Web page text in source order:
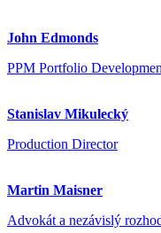
John Edmonds
PPM Portfolio
Stanislav Mikulecký
Production Director
Martin Maisner
Advokát a nezávislý